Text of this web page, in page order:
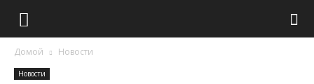
Домой Новости
Новости